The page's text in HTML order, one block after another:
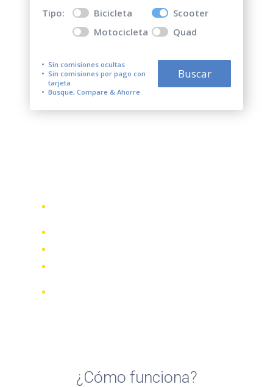
Tipo: Bicicleta
Scooter
Motocicleta
Quad
Sin comisiones ocultas
Sin comisiones por pago con
tarjeta
Busque, Compare & Ahorre
Buscar
¿Cómo funciona?